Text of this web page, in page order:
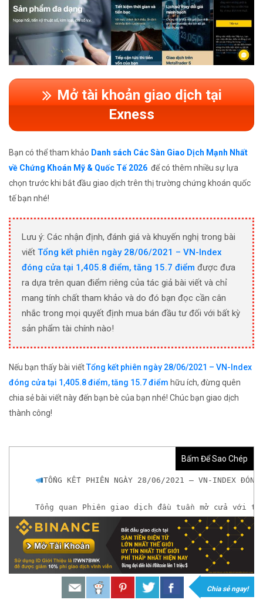
Mở tài khoản giao dịch tại
Exness
Bạn có thể tham khảo Danh sách Các Sàn Giao Dịch Mạnh Nhất
về Chứng Khoán Mỹ & Quốc Tế 2026 để có thêm nhiều sự lựa
chọn trước khi bắt đầu giao dịch trên thị trường chứng khoán quốc
tế bạn nhé!
Lưu ý: Các nhận định, đánh giá và khuyến nghị trong bài
viết Tổng kết phiên ngày 28/06/2021 – VN-Index
đóng cửa tại 1,405.8 điểm, tăng 15.7 điểm được đưa
ra dựa trên quan điểm riêng của tác giả bài viết và chỉ
mang tính chất tham khảo và do đó bạn đọc cần cân
nhắc trong mọi quyết định mua bán đầu tư đối với bất kỳ
sản phẩm tài chính nào!
Nếu bạn thấy bài viếtTổng kết phiên ngày 28/06/2021 – VN-Index
đóng cửa tại 1,405.8 điểm, tăng 15.7 điểm hữu ích, đừng quên
chia sẻ bài viết này đến bạn bè của bạn nhé! Chúc bạn giao dịch
thành công!
Bấm Để Sao Chép
TỔNG KẾT PHIÊN NGÀY 28/06/2021 – VN-INDEX
Tổng quan Phiên giao dịch đầu tuần mở cửa với
𝘟𝘦𝘮 𝘤𝘩𝘪 𝘵𝘪ế𝘵: https://chungkhoanforex.com/tong-
𝐁ạ𝐧 𝐜𝐡ư𝐚 𝐜ó 𝐓à𝐢 𝐊𝐡𝐨ả𝐧 𝐠𝐢𝐚𝐨 𝐝ị𝐜𝐡 𝐂𝐡ứ𝐧𝐠 𝐊𝐡𝐨á𝐧 𝐕𝐢ệ𝐭
𝘔ở 𝘵à𝘪 𝘬𝘩𝘰ả𝘯 𝘵𝘳ê𝘯 𝘴à𝘯 𝘛𝘊𝘉𝘚: https://Chia sẻ ngay!